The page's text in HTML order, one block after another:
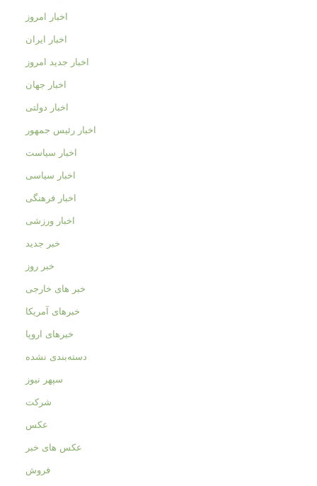
اخبار امروز
اخبار ایران
اخبار جدید امروز
اخبار جهان
اخبار دولتی
اخبار رئیس جمهور
اخبار سیاست
اخبار سیاسی
اخبار فرهنگی
اخبار ورزشی
خبر جدید
خبر روز
خبر های خارجی
خبرهای آمریکا
خبرهای اروپا
دسته‌بندی نشده
سپهر نیوز
شرکت
عکس
عکس های خبر
فروش